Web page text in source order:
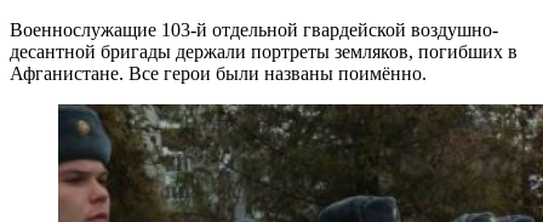
Военнослужащие 103-й отдельной гвардейской воздушно-
десантной бригады держали портреты земляков, погибших в
Афганистане. Все герои были названы поимённо.